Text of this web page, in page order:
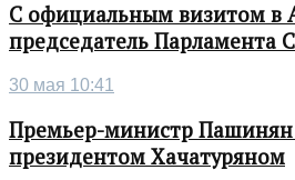
С официальным визитом в
председатель Парламента
30 мая 10:41
Премьер-министр Пашинян
президентом Хачатуряном